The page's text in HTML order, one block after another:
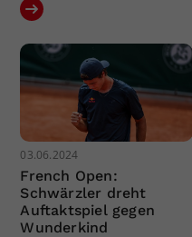
03.06.2024
French Open:
Schwärzler dreht
Auftaktspiel gegen
Wunderkind